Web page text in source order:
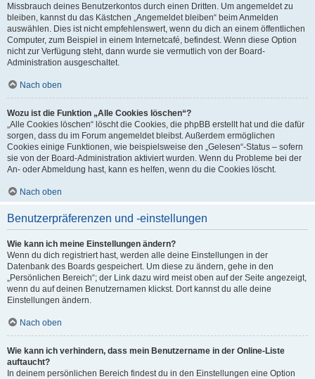
Missbrauch deines Benutzerkontos durch einen Dritten. Um angemeldet zu
bleiben, kannst du das Kästchen „Angemeldet bleiben“ beim Anmelden
auswählen. Dies ist nicht empfehlenswert, wenn du dich an einem öffentlichen
Computer, zum Beispiel in einem Internetcafé, befindest. Wenn diese Option
nicht zur Verfügung steht, dann wurde sie vermutlich von der Board-
Administration ausgeschaltet.
Nach oben
Wozu ist die Funktion „Alle Cookies löschen“?
„Alle Cookies löschen“ löscht die Cookies, die phpBB erstellt hat und die dafür
sorgen, dass du im Forum angemeldet bleibst. Außerdem ermöglichen
Cookies einige Funktionen, wie beispielsweise den „Gelesen“-Status – sofern
sie von der Board-Administration aktiviert wurden. Wenn du Probleme bei der
An- oder Abmeldung hast, kann es helfen, wenn du die Cookies löscht.
Nach oben
Benutzerpräferenzen und -einstellungen
Wie kann ich meine Einstellungen ändern?
Wenn du dich registriert hast, werden alle deine Einstellungen in der
Datenbank des Boards gespeichert. Um diese zu ändern, gehe in den
„Persönlichen Bereich“; der Link dazu wird meist oben auf der Seite angezeigt,
wenn du auf deinen Benutzernamen klickst. Dort kannst du alle deine
Einstellungen ändern.
Nach oben
Wie kann ich verhindern, dass mein Benutzername in der Online-Liste
auftaucht?
In deinem persönlichen Bereich findest du in den Einstellungen eine Option